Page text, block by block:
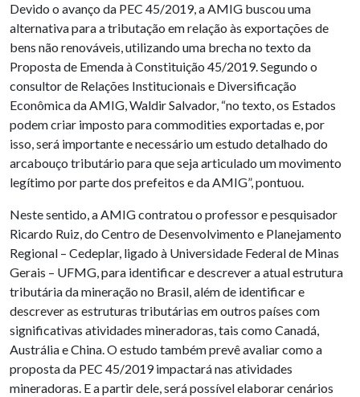
Devido o avanço da PEC 45/2019, a AMIG buscou uma
alternativa para a tributação em relação às exportações de
bens não renováveis, utilizando uma brecha no texto da
Proposta de Emenda à Constituição 45/2019. Segundo o
consultor de Relações Institucionais e Diversificação
Econômica da AMIG, Waldir Salvador, “no texto, os Estados
podem criar imposto para commodities exportadas e, por
isso, será importante e necessário um estudo detalhado do
arcabouço tributário para que seja articulado um movimento
legítimo por parte dos prefeitos e da AMIG”, pontuou.
Neste sentido, a AMIG contratou o professor e pesquisador
Ricardo Ruiz, do Centro de Desenvolvimento e Planejamento
Regional – Cedeplar, ligado à Universidade Federal de Minas
Gerais – UFMG, para identificar e descrever a atual estrutura
tributária da mineração no Brasil, além de identificar e
descrever as estruturas tributárias em outros países com
significativas atividades mineradoras, tais como Canadá,
Austrália e China. O estudo também prevê avaliar como a
proposta da PEC 45/2019 impactará nas atividades
mineradoras. E a partir dele, será possível elaborar cenários